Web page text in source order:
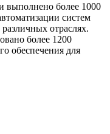
выполнено более 1000
систем
отраслях.
более 1200
обеспечения для